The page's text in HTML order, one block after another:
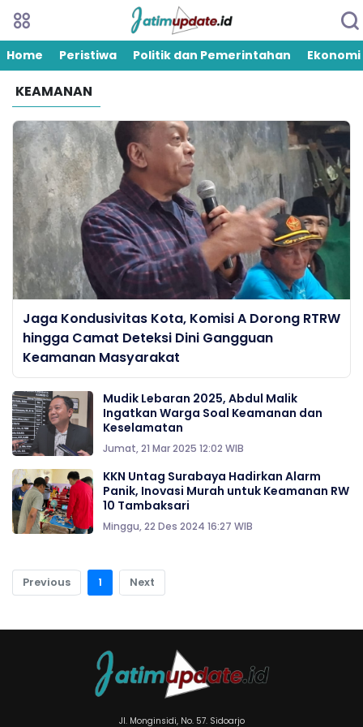
Home Peristiwa Politik dan Pemerintahan Ekonomi
KEAMANAN
Jaga Kondusivitas Kota, Komisi A Dorong RTRW
hingga Camat Deteksi Dini Gangguan
Keamanan Masyarakat
Mudik Lebaran 2025, Abdul Malik
Ingatkan Warga Soal Keamanan dan
Keselamatan
Jumat, 21 Mar 2025 12:02 WIB
KKN Untag Surabaya Hadirkan Alarm
Panik, Inovasi Murah untuk Keamanan RW
10 Tambaksari
Minggu, 22 Des 2024 16:27 WIB
Previous 1 Next
Jl. Monginsidi, No. 57. Sidoarjo